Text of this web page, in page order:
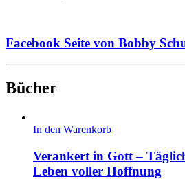
Facebook Seite von Bobby
Bücher
In den Warenkorb
Verankert in Gott –
Leben voller Hoffnung